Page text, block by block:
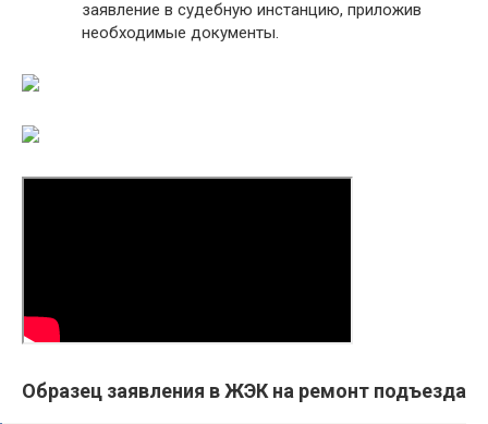
заявление в судебную инстанцию, приложив
необходимые документы.
Образец заявления в ЖЭК на ремонт подъезда